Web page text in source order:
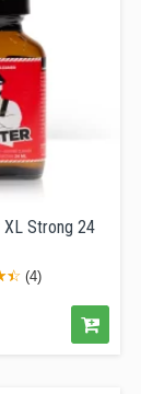
Strong 24
(4)